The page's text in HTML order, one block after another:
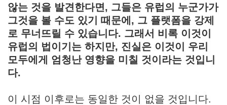
않는 것을 발견한다면, 그들은 유럽의 누군가가
그것을 볼 수도 있기 때문에, 그 플랫폼을 강제
로 무너뜨릴 수 있습니다. 그래서 비록 이것이
유럽의 법이기는 하지만, 진실은 이것이 우리
모두에게 엄청난 영향을 미칠 것이라는 것입니
다.
이 시점 이후로는 동일한 것이 없을 것입니다.